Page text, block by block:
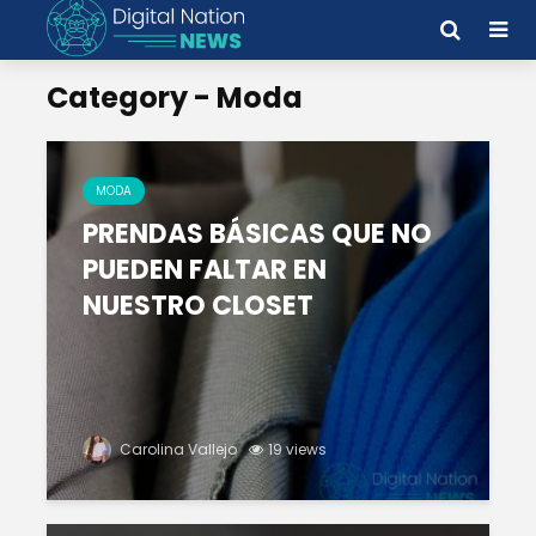
Category - Moda
MODA
PRENDAS BÁSICAS QUE NO
PUEDEN FALTAR EN
NUESTRO CLOSET
Carolina Vallejo 19 views